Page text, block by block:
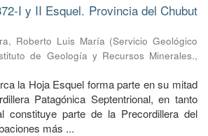
I y II Esquel. Provincia del Chubut
Roberto Luis María (Servicio Geológico
de Geología y Recursos Minerales.,
la Hoja Esquel forma parte en su mitad
Patagónica Septentrional, en tanto
constituye parte de la Precordillera del
más ...